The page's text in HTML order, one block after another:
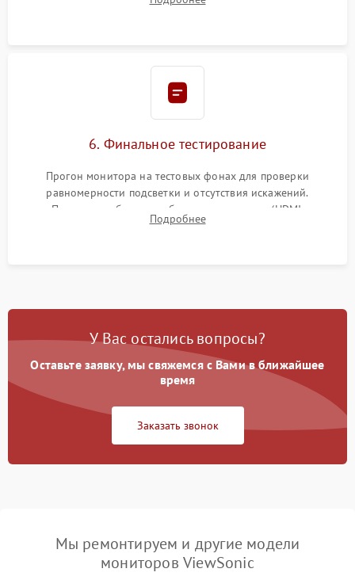
аккуратное защелкивание пластикового корпуса монитора.
6. Финальное тестирование
Прогон монитора на тестовых фонах для проверки
равномерности подсветки и отсутствия искажений.
Проверка работоспособности всех портов (HDMI,
DisplayPort, VGA) и кнопок управления под нагрузкой в
Подробнее
У Вас остались вопросы?
Оставьте заявку, мы свяжемся с Вами в ближайшее
время
Заказать звонок
Мы ремонтируем и другие модели
мониторов ViewSonic